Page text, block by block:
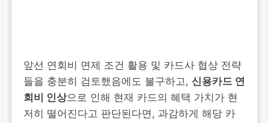
앞선 연회비 면제 조건 활용 및 카드사 협상 전략
들을 충분히 검토했음에도 불구하고, 신용카드 연
회비 인상으로 인해 현재 카드의 혜택 가치가 현
저히 떨어진다고 판단된다면, 과감하게 해당 카